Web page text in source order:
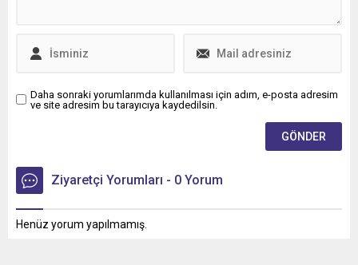
Daha sonraki yorumlarımda kullanılması için adım, e-posta adresim
ve site adresim bu tarayıcıya kaydedilsin.
Ziyaretçi Yorumları - 0 Yorum
Henüz yorum yapılmamış.